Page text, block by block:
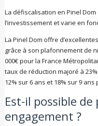
La défiscalisation en Pinel
l’investissement et varie en
La Pinel Dom offre
grâce à son plafonnement de
000€ pour la France
taux de réduction majoré à
12% sur 6 ans et 18% sur 9
Est-il possible
engagement ?